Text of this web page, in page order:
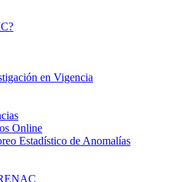
en Vigencia
Online
Estadístico de Anomalías